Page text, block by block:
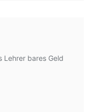
Lehrer bares Geld